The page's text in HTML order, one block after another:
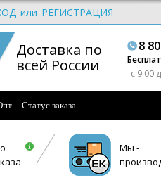
или РЕГИСТРАЦИЯ
Доставка по
всей России
8
c 9.00
Статус заказа
Мы -